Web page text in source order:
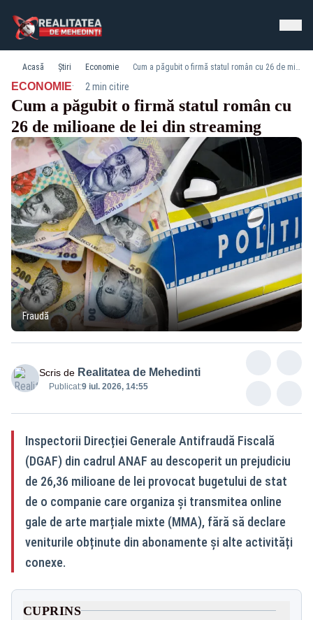
Acasă Știri Economie Cum a păgubit o firmă statul român cu 26 de milioane de lei din streaming
ECONOMIE· 2 min citire
Cum a păgubit o firmă statul român cu
26 de milioane de lei din streaming
Fraudă
Scris de Realitatea de Mehedinti
Publicat:9 iul. 2026, 14:55
Inspectorii Direcției Generale Antifraudă Fiscală
(DGAF) din cadrul ANAF au descoperit un prejudiciu
de 26,36 milioane de lei provocat bugetului de stat
de o companie care organiza și transmitea online
gale de arte marțiale mixte (MMA), fără să declare
veniturile obținute din abonamente și alte activități
conexe.
CUPRINS